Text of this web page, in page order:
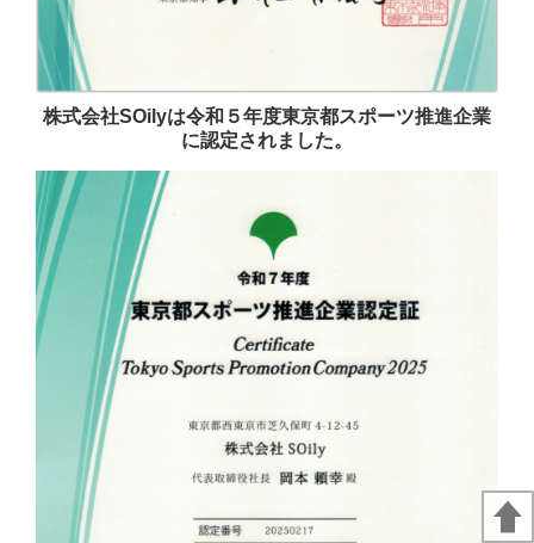
株式会社SOilyは令和５年度東京都スポーツ推進企業
に認定されました。